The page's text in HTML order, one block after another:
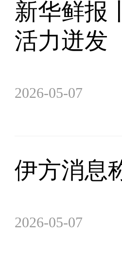
新华鲜报
活力迸发
2026-05-07
伊方消息
2026-05-07